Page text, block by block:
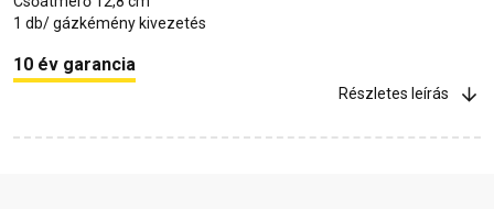
1 db/ gázkémény kivezetés
10 év garancia
Részletes leírás